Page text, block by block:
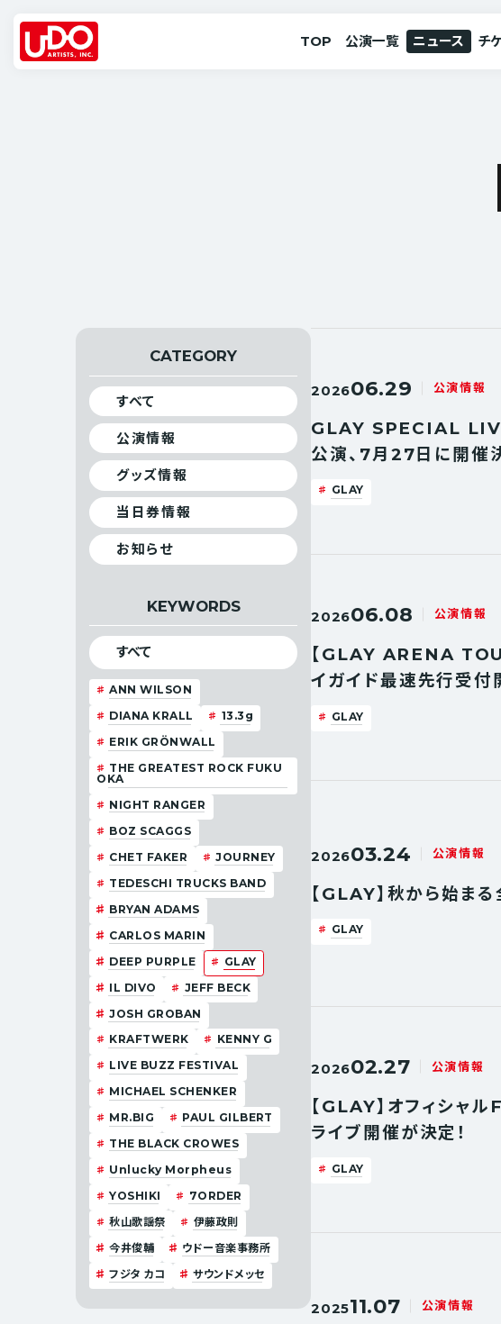
TOP 公演一覧 ニュース チ
CATEGORY
すべて
公演情報
グッズ情報
当日券情報
お知らせ
KEYWORDS
すべて
ANN WILSON
DIANA KRALL
13.3g
ERIK GRÖNWALL
THE GREATEST ROCK FUKU
OKA
NIGHT RANGER
BOZ SCAGGS
CHET FAKER
JOURNEY
TEDESCHI TRUCKS BAND
BRYAN ADAMS
CARLOS MARIN
DEEP PURPLE
GLAY
IL DIVO
JEFF BECK
JOSH GROBAN
KRAFTWERK
KENNY G
LIVE BUZZ FESTIVAL
MICHAEL SCHENKER
MR.BIG
PAUL GILBERT
THE BLACK CROWES
Unlucky Morpheus
YOSHIKI
7ORDER
秋山歌謡祭
伊藤政則
今井俊輔
ウドー音楽事務所
フジタ カコ
サウンドメッセ
202606.29 公演情報
GLAY SPECIAL
公演、7月27日に開催
GLAY
202606.08 公演情報
【GLAY ARENA
イガイド最速先行受付
GLAY
202603.24 公演情報
【GLAY】秋から始ま
GLAY
202602.27 公演情報
【GLAY】オフィシャ
ライブ開催が決定！
GLAY
202511.07 公演情報